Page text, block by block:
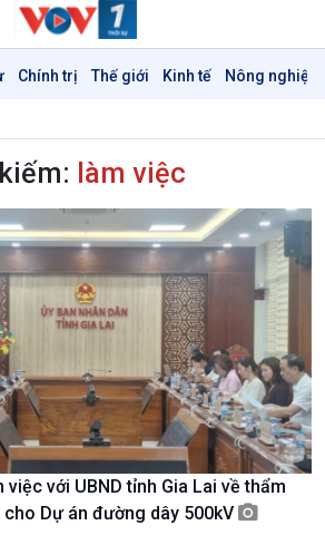
Chính trị Thế giới Kinh tế Nông nghiệp
làm việc
việc với UBND tỉnh Gia Lai về thẩm
Dự án đường dây 500kV